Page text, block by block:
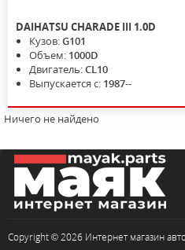
DAIHATSU CHARADE III 1.0D
Кузов:G101
Объем: 1000D
Двигатель:CL10
Выпускается с: 1987--
Ничего не найдено
Copyright © 2026 Интернет магазин